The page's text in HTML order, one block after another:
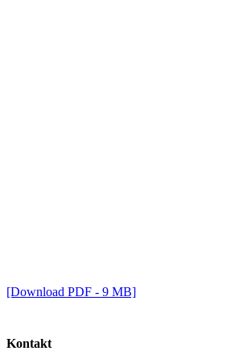
[Download PDF - 9 MB]
Kontakt